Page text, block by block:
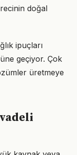
doğal
ipuçları
geçiyor. Çok
üretmeye